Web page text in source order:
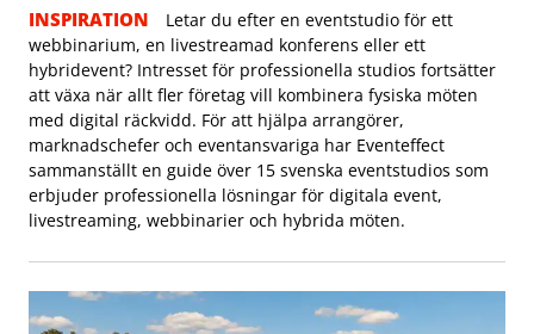
INSPIRATION
Letar du efter en eventstudio för ett
webbinarium, en livestreamad konferens eller ett
hybridevent? Intresset för professionella studios fortsätter
att växa när allt fler företag vill kombinera fysiska möten
med digital räckvidd. För att hjälpa arrangörer,
marknadschefer och eventansvariga har Eventeffect
sammanställt en guide över 15 svenska eventstudios som
erbjuder professionella lösningar för digitala event,
livestreaming, webbinarier och hybrida möten.